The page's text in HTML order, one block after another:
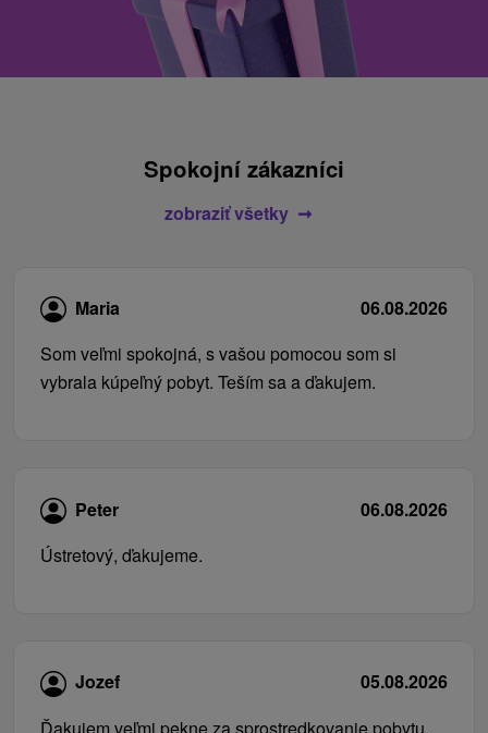
Spokojní zákazníci
zobraziť všetky
Maria
06.08.2026
Som veľmi spokojná, s vašou pomocou som si
vybrala kúpeľný pobyt. Teším sa a ďakujem.
Peter
06.08.2026
Ústretový, ďakujeme.
Jozef
05.08.2026
Ďakujem veľmi pekne za sprostredkovanie pobytu.